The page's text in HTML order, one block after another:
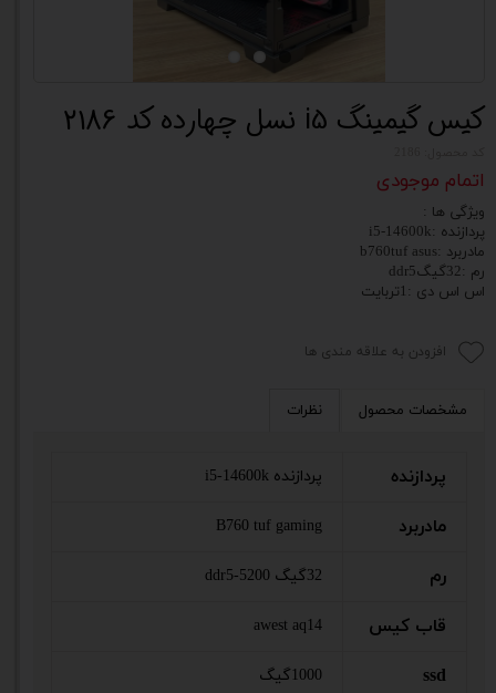
کیس گیمینگ i5 نسل چهارده کد 2186
اتمام موجودی
ویژگی ها :
پردازنده :i5-14600k
مادربرد :b760tuf asus
رم :32گیگddr5
اس اس دی :1تربایت
افزودن به علاقه مندی ها
مشخصات محصول نظرات
پردازنده پردازنده i5-14600k
مادربرد B760 tuf gaming
رم 32گیگ ddr5-5200
قاب کیس awest aq14
ssd 1000گیگ